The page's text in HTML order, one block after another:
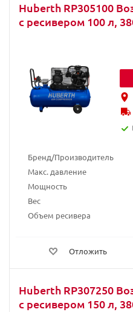
Huberth RP305100
с ресивером 100 л,
Бренд/Производитель
Макс. давление
Мощность
Вес
Объем ресивера
Отложить
Huberth RP307250
с ресивером 150 л,